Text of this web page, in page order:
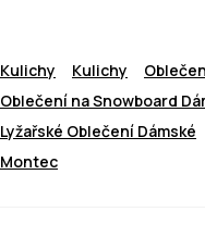
Kulichy Kulichy
Oblečení na Snowboard
Lyžařské Oblečení Dámské
Montec